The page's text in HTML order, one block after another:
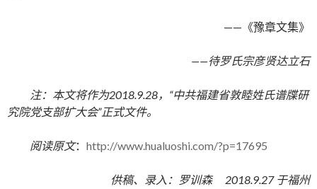
——《豫章文集》
——待罗氏宗彦贤达立石
注：本文将作为2018.9.28，“中共福建省敦睦姓氏谱牒研
究院党支部扩大会”正式文件。
阅读原文： http://www.hualuoshi.com/?p=17695
供稿、录入：罗训森 2018.9.27 于福州